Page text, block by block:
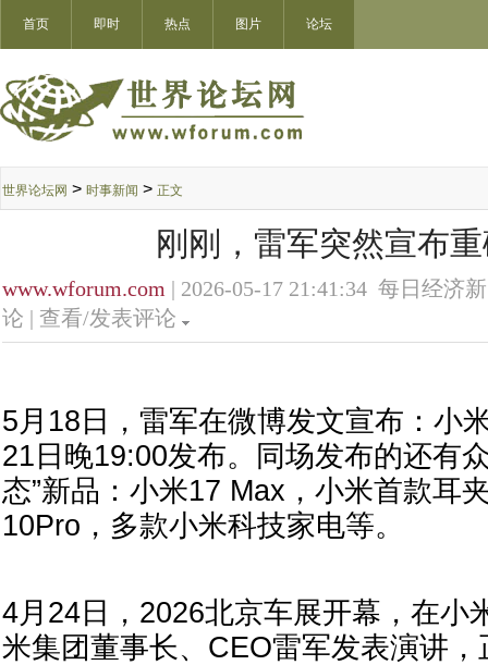
首页 即时 热点 图片 论坛
世界论坛网 > 时事新闻 > 正文
刚刚，雷军突然宣布
www.wforum.com | 2026-05-17 21:41:34 每日经济
论 | 查看/发表评论
5月18日，雷军在微博发文宣布：小
21日晚19:00发布。同场发布的还有
态”新品：小米17 Max，小米首款耳
10Pro，多款小米科技家电等。
4月24日，2026北京车展开幕，在小
米集团董事长、CEO雷军发表演讲